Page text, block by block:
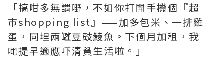
「搞咁多無謂嘢，不如你打開手機個『超
市shopping list』——加多包米、一排雞
蛋，同埋兩罐豆豉鯪魚。下個月加租，我
哋提早適應吓清貧生活啦。」